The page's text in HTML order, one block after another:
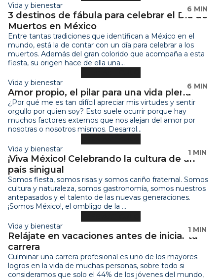
6 MIN
Vida y bienestar
3 destinos de fábula para celebrar el Día de
Muertos en México
Entre tantas tradiciones que identifican a México en el
mundo, está la de contar con un día para celebrar a los
muertos. Además del gran colorido que acompaña a esta
fiesta, su origen hace de ella una...
6 MIN
Vida y bienestar
Amor propio, el pilar para una vida plena
¿Por qué me es tan difícil apreciar mis virtudes y sentir
orgullo por quien soy? Esto suele ocurrir porque hay
muchos factores externos que nos alejan del amor por
nosotras o nosotros mismos. Desarrol...
1 MIN
Vida y bienestar
¡Viva México! Celebrando la cultura de un
país sinigual
Somos fiesta, somos risas y somos cariño fraternal. Somos
cultura y naturaleza, somos gastronomía, somos nuestros
antepasados y el talento de las nuevas generaciones.
¡Somos México!, el ombligo de la ...
1 MIN
Vida y bienestar
Relájate en vacaciones antes de iniciar tu
carrera
Culminar una carrera profesional es uno de los mayores
logros en la vida de muchas personas, sobre todo si
consideramos que solo el 44% de los jóvenes del mundo,